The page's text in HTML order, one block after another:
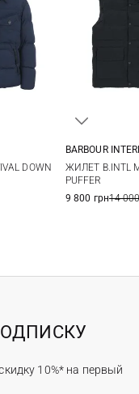
DOWN
BARBOUR
ЖИЛЕТ B.INTL
PUFFER
9 800 грн14
10%* на первый